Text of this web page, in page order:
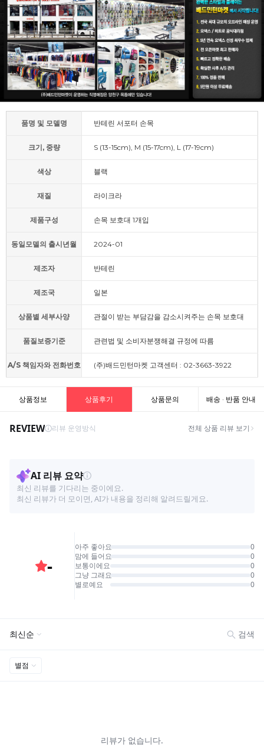
품명 및 모델명 반테린 서포터 손목
크기, 중량 S (13-15cm), M (15-17cm), L (17-19cm)
색상 블랙
재질 라이크라
제품구성 손목 보호대 1개입
동일모델의 출시년월 2024-01
제조자 반테린
제조국 일본
상품별 세부사양 관절이 받는 부담감을 감소시켜주는 손목 보호대
품질보증기준 관련법 및 소비자분쟁해결 규정에 따름
A/S 책임자와 전화번호 (주)배드민턴마켓 고객센터 : 02-3663-3922
상품정보 상품후기 상품문의 배송 · 반품 안내